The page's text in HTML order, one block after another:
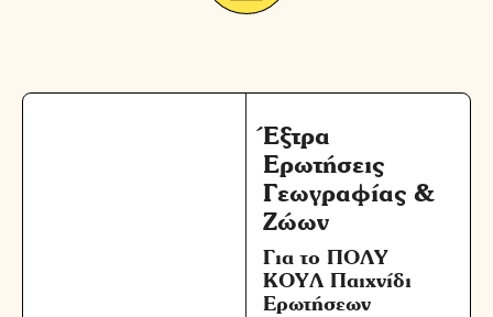
Έξτρα
Ερωτήσεις
Γεωγραφίας &
Ζώων
Για το ΠΟΛΥ
ΚΟΥΛ Παιχνίδι
Ερωτήσεων